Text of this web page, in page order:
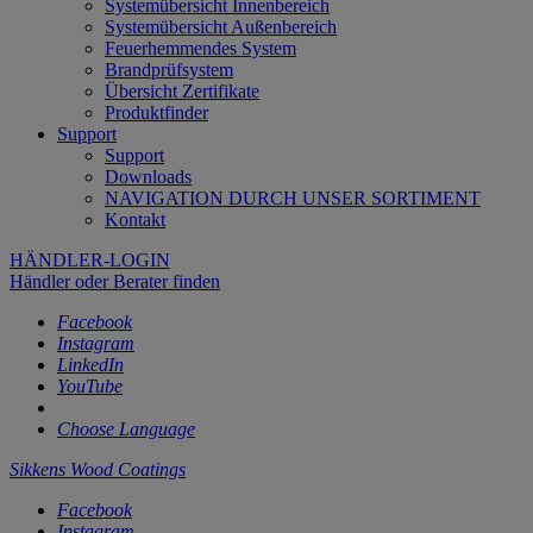
Systemübersicht Innenbereich
Systemübersicht Außenbereich
Feuerhemmendes System
Brandprüfsystem
Übersicht Zertifikate
Produktfinder
Support
Support
Downloads
NAVIGATION DURCH UNSER SORTIMENT
Kontakt
HÄNDLER-LOGIN
Händler oder Berater finden
Facebook
Instagram
LinkedIn
YouTube
Choose Language
Sikkens Wood Coatings
Facebook